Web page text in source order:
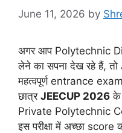
June 11, 2026 by
अगर आप Polytechnic
लेने का सपना देख रहे हैं, तो
महत्वपूर्ण entrance
छात्र JEECUP 2026 के
Private Polytechnic
इस परीक्षा में अच्छा